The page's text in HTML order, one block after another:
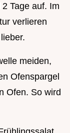
Tage auf. Im
verlieren
meiden,
Ofenspargel
Ofen. So wird